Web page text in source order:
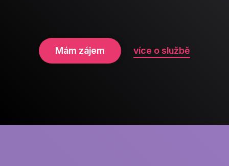
Mám zájem více o službě